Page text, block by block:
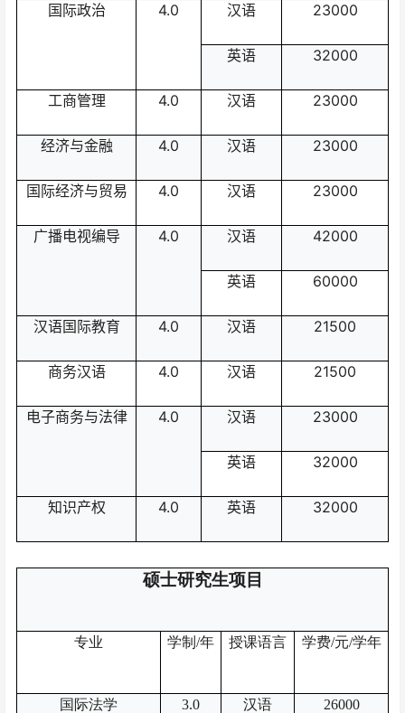
国际政治 4.0 汉语 23000
英语 32000
工商管理 4.0 汉语 23000
经济与金融 4.0 汉语 23000
国际经济与贸易 4.0 汉语 23000
广播电视编导 4.0 汉语 42000
英语 60000
汉语国际教育 4.0 汉语 21500
商务汉语 4.0 汉语 21500
电子商务与法律 4.0 汉语 23000
英语 32000
知识产权 4.0 英语 32000
硕士研究生项目
专业 学制 /年 授课语言 学费/元/学年
国际法学 3.0 汉语 26000